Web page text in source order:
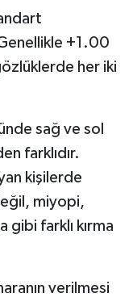
+1.00
her iki
sağ ve sol
farklıdır.
kişilerde
miyopi,
farklı kırma
verilmesi